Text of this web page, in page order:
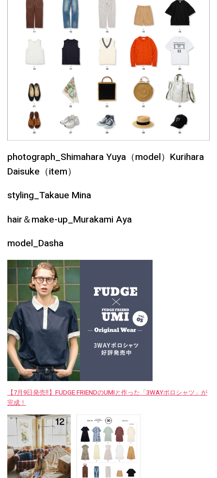
photograph_Shimahara Yuya（model）Kurihara
Daisuke（item）
styling_Takaue Mina
hair＆make-up_Murakami Aya
model_Dasha
【7月9日発売‼︎】FUDGE FRIENDのUMIと作った「3WAYポロシャツ」が
完成！